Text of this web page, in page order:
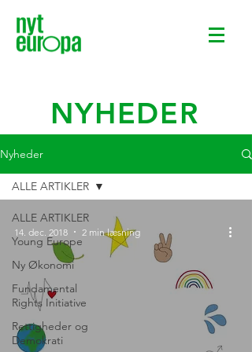
NYHEDER
Nyheder
ALLE ARTIKLER
Young Europe
Ny Økonomi
Fundamental
Rights Initiative
Rettigheder og
Demokrati
ALLE ARTIKLER
14. dec. 2018 2 min læsning